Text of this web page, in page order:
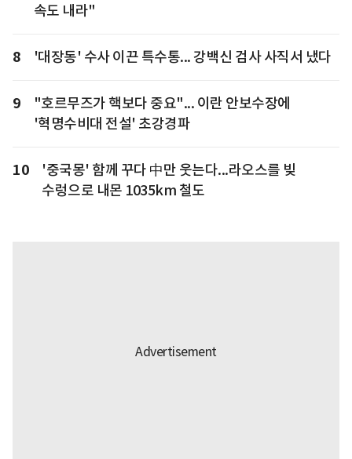
속도 내라"
8 '대장동' 수사 이끈 특수통... 강백신 검사 사직서 냈다
9
"호르무즈가 핵보다 중요"... 이란 안보수장에
'혁명수비대 전설' 초강경파
10
'중국몽' 함께 꾸다 中만 웃는다...라오스를 빚
수렁으로 내몬 1035km 철도